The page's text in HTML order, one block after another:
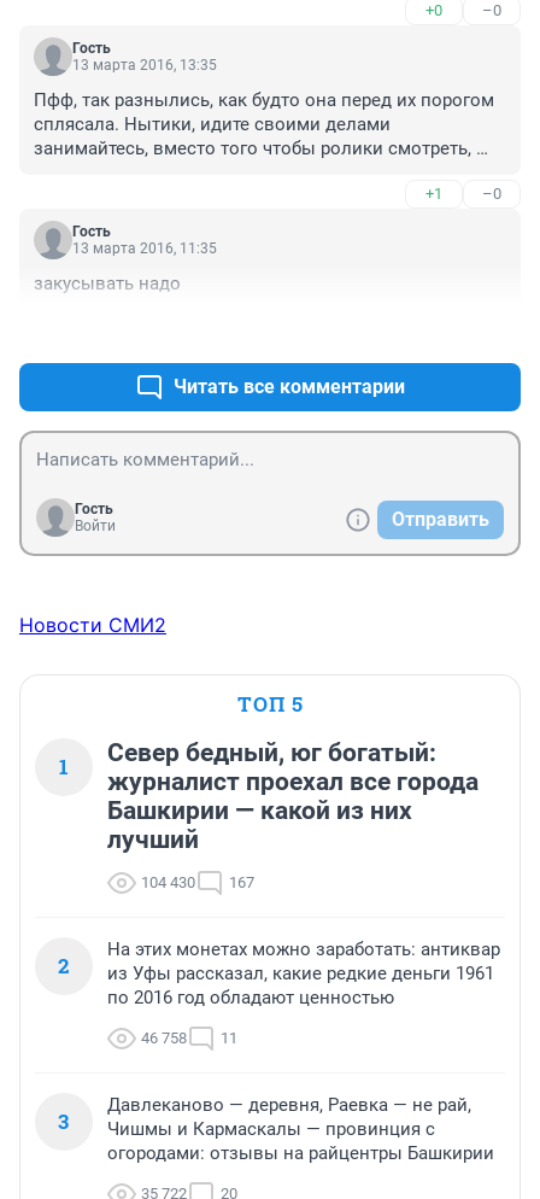
+0 –0
Гость
13 марта 2016, 13:35
Пфф, так разнылись, как будто она перед их порогом
сплясала. Нытики, идите своими делами
занимайтесь, вместо того чтобы ролики смотреть,
+1 –0
Гость
13 марта 2016, 11:35
закусывать надо
Читать все комментарии
Гость
Войти
Отправить
Новости СМИ2
ТОП 5
1
Север бедный, юг богатый:
журналист проехал все города
Башкирии — какой из них
лучший
104 430 167
2
На этих монетах можно заработать: антиквар
из Уфы рассказал, какие редкие деньги 1961
по 2016 год обладают ценностью
46 758 11
3
Давлеканово — деревня, Раевка — не рай,
Чишмы и Кармаскалы — провинция с
огородами: отзывы на райцентры Башкирии
35 722 20